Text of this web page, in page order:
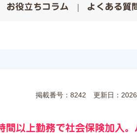
お役立ちコラム よくある質
掲載番号：8242 更新日：
間以上勤務で社会保険加入。